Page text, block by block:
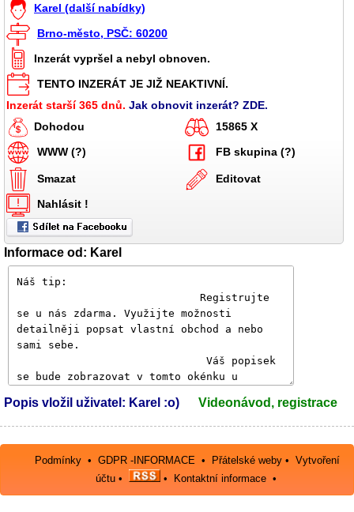
Karel (další nabídky)
Brno-město, PSČ: 60200
Inzerát vypršel a nebyl obnoven.
TENTO INZERÁT JE JIŽ NEAKTIVNÍ.
Inzerát starší 365 dnů. Jak obnovit inzerát? ZDE.
Dohodou
15865 X
WWW (?)
FB skupina (?)
Smazat
Editovat
Nahlásit !
Informace od: Karel
Popis vložil uživatel: Karel :o) Videonávod, registrace
Podmínky •GDPR -INFORMACE • Přátelské weby •Vytvoření
účtu• • Kontaktní informace•